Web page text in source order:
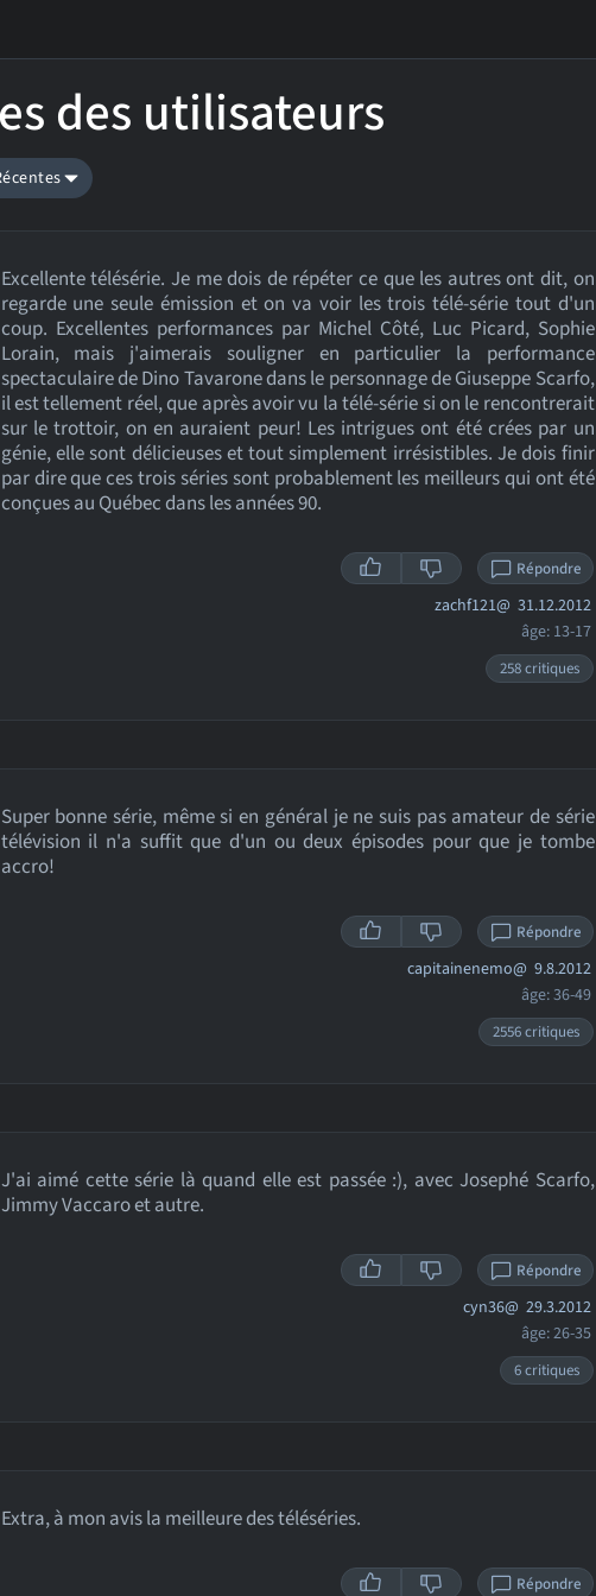
des utilisateurs
Excellente télésérie. Je me dois de répéter ce que les autres ont dit, on
regarde une seule émission et on va voir les trois télé-série tout d'un
coup. Excellentes performances par Michel Côté, Luc Picard, Sophie
Lorain, mais j'aimerais souligner en particulier la performance
spectaculaire de Dino Tavarone dans le personnage de Giuseppe Scarfo,
il est tellement réel, que après avoir vu la télé-série si on le rencontrerait
sur le trottoir, on en auraient peur! Les intrigues ont été crées par un
génie, elle sont délicieuses et tout simplement irrésistibles. Je dois finir
par dire que ces trois séries sont probablement les meilleurs qui ont été
conçues au Québec dans les années 90.
Répondre
zachf121@ 31.12.2012
âge: 13-17
258 critiques
Super bonne série, même si en général je ne suis pas amateur de série
télévision il n'a suffit que d'un ou deux épisodes pour que je tombe
accro!
Répondre
capitainenemo@ 9.8.2012
âge: 36-49
2556 critiques
J'ai aimé cette série là quand elle est passée :), avec Josephé Scarfo,
Jimmy Vaccaro et autre.
Répondre
cyn36@ 29.3.2012
âge: 26-35
6 critiques
Extra, à mon avis la meilleure des téléséries.
Répondre